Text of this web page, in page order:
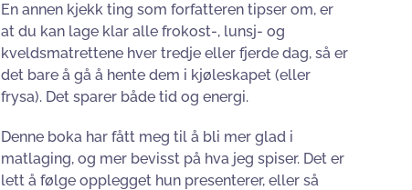
En annen kjekk ting som forfatteren tipser om, er
at du kan lage klar alle frokost-, lunsj- og
kveldsmatrettene hver tredje eller fjerde dag, så er
det bare å gå å hente dem i kjøleskapet (eller
frysa). Det sparer både tid og energi.
Denne boka har fått meg til å bli mer glad i
matlaging, og mer bevisst på hva jeg spiser. Det er
lett å følge opplegget hun presenterer, eller så